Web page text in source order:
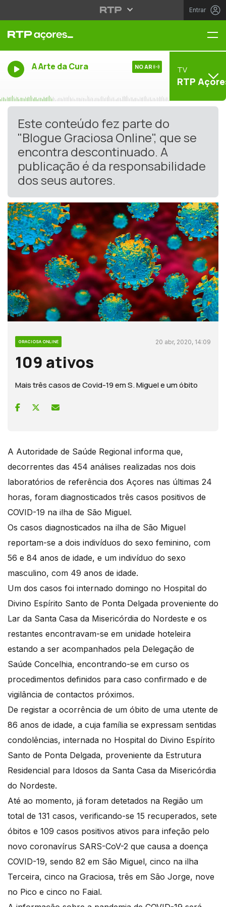
Entrar
A Arte da Cura NO AR TV
RTP
Este conteúdo fez parte do
"Blogue Graciosa Online", que se
encontra descontinuado. A
publicação é da responsabilidade
dos seus autores.
GRACIOSA ONLINE 20 abr, 2020, 14:09
109 ativos
Mais três casos de Covid-19 em S. Miguel e um óbito
A Autoridade de Saúde Regional informa que,
decorrentes das 454 análises realizadas nos dois
laboratórios de referência dos Açores nas últimas 24
horas, foram diagnosticados três casos positivos de
COVID-19 na ilha de São Miguel.
Os casos diagnosticados na ilha de São Miguel
reportam-se a dois indivíduos do sexo feminino, com
56 e 84 anos de idade, e um indivíduo do sexo
masculino, com 49 anos de idade.
Um dos casos foi internado domingo no Hospital do
Divino Espírito Santo de Ponta Delgada proveniente do
Lar da Santa Casa da Misericórdia do Nordeste e os
restantes encontravam-se em unidade hoteleira
estando a ser acompanhados pela Delegação de
Saúde Concelhia, encontrando-se em curso os
procedimentos definidos para caso confirmado e de
vigilância de contactos próximos.
De registar a ocorrência de um óbito de uma utente de
86 anos de idade, a cuja família se expressam sentidas
condolências, internada no Hospital do Divino Espírito
Santo de Ponta Delgada, proveniente da Estrutura
Residencial para Idosos da Santa Casa da Misericórdia
do Nordeste.
Até ao momento, já foram detetados na Região um
total de 131 casos, verificando-se 15 recuperados, sete
óbitos e 109 casos positivos ativos para infeção pelo
novo coronavírus SARS-CoV-2 que causa a doença
COVID-19, sendo 82 em São Miguel, cinco na ilha
Terceira, cinco na Graciosa, três em São Jorge, nove
no Pico e cinco no Faial.